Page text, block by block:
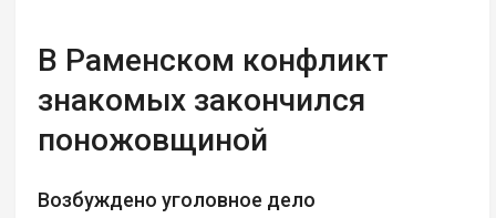
В Раменском конфликт
знакомых закончился
поножовщиной
Возбуждено уголовное дело